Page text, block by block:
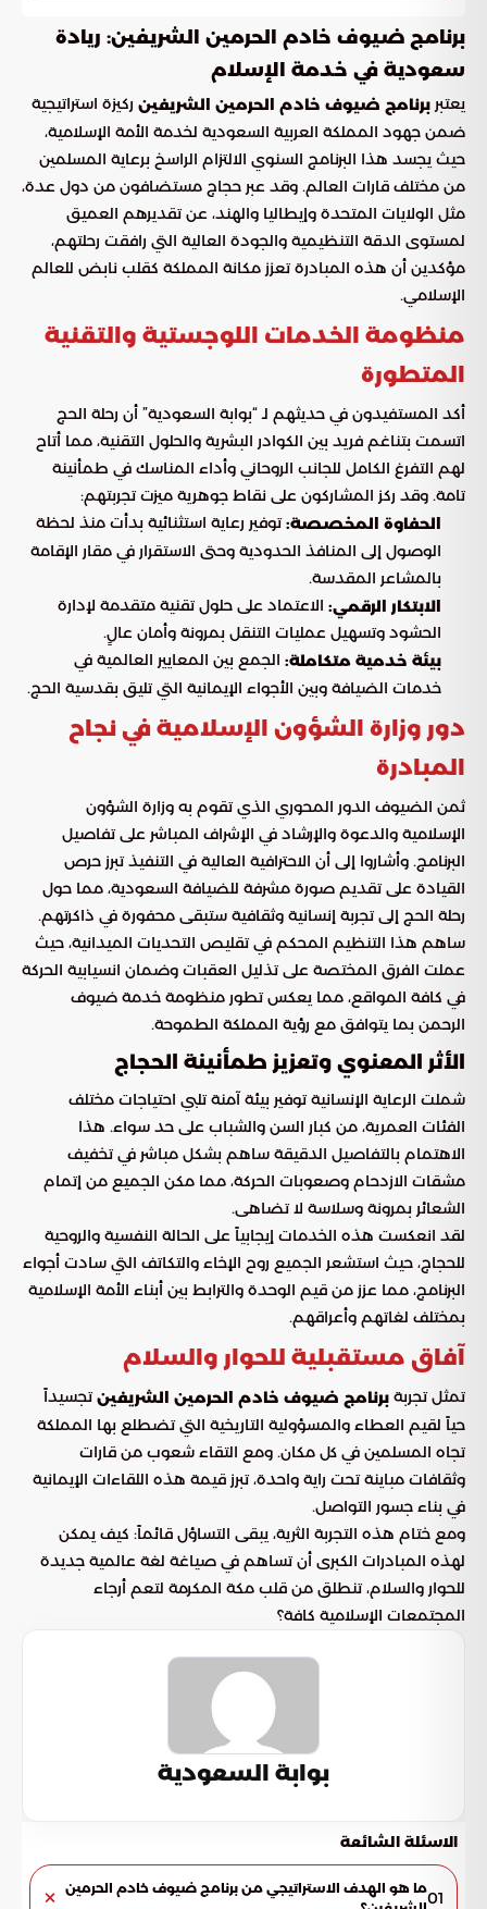
برنامج ضيوف خادم الحرمين الشريفين: ريادة
سعودية في خدمة الإسلام
يعتبر برنامج ضيوف خادم الحرمين الشريفين ركيزة استراتيجية
ضمن جهود المملكة العربية السعودية لخدمة الأمة الإسلامية،
حيث يجسد هذا البرنامج السنوي الالتزام الراسخ برعاية المسلمين
من مختلف قارات العالم. وقد عبر حجاج مستضافون من دول عدة،
مثل الولايات المتحدة وإيطاليا والهند، عن تقديرهم العميق
لمستوى الدقة التنظيمية والجودة العالية التي رافقت رحلتهم،
مؤكدين أن هذه المبادرة تعزز مكانة المملكة كقلب نابض للعالم
الإسلامي.
منظومة الخدمات اللوجستية والتقنية
المتطورة
أكد المستفيدون في حديثهم لـ “بوابة السعودية” أن رحلة الحج
اتسمت بتناغم فريد بين الكوادر البشرية والحلول التقنية، مما أتاح
لهم التفرغ الكامل للجانب الروحاني وأداء المناسك في طمأنينة
تامة. وقد ركز المشاركون على نقاط جوهرية ميزت تجربتهم:
الحفاوة المخصصة:توفير رعاية استثنائية بدأت منذ لحظة
الوصول إلى المنافذ الحدودية وحتى الاستقرار في مقار الإقامة
بالمشاعر المقدسة.
الابتكار الرقمي: الاعتماد على حلول تقنية متقدمة لإدارة
الحشود وتسهيل عمليات التنقل بمرونة وأمان عالٍ.
بيئة خدمية متكاملة: الجمع بين المعايير العالمية في
خدمات الضيافة وبين الأجواء الإيمانية التي تليق بقدسية الحج.
دور وزارة الشؤون الإسلامية في نجاح
المبادرة
ثمن الضيوف الدور المحوري الذي تقوم به وزارة الشؤون
الإسلامية والدعوة والإرشاد في الإشراف المباشر على تفاصيل
البرنامج. وأشاروا إلى أن الاحترافية العالية في التنفيذ تبرز حرص
القيادة على تقديم صورة مشرفة للضيافة السعودية، مما حول
رحلة الحج إلى تجربة إنسانية وثقافية ستبقى محفورة في ذاكرتهم.
ساهم هذا التنظيم المحكم في تقليص التحديات الميدانية، حيث
عملت الفرق المختصة على تذليل العقبات وضمان انسيابية الحركة
في كافة المواقع، مما يعكس تطور منظومة خدمة ضيوف
الرحمن بما يتوافق مع رؤية المملكة الطموحة.
الأثر المعنوي وتعزيز طمأنينة الحجاج
شملت الرعاية الإنسانية توفير بيئة آمنة تلبي احتياجات مختلف
الفئات العمرية، من كبار السن والشباب على حد سواء. هذا
الاهتمام بالتفاصيل الدقيقة ساهم بشكل مباشر في تخفيف
مشقات الازدحام وصعوبات الحركة، مما مكن الجميع من إتمام
الشعائر بمرونة وسلاسة لا تضاهى.
لقد انعكست هذه الخدمات إيجابياً على الحالة النفسية والروحية
للحجاج، حيث استشعر الجميع روح الإخاء والتكاتف التي سادت أجواء
البرنامج، مما عزز من قيم الوحدة والترابط بين أبناء الأمة الإسلامية
بمختلف لغاتهم وأعراقهم.
آفاق مستقبلية للحوار والسلام
تمثل تجربة برنامج ضيوف خادم الحرمين الشريفينتجسيداً
حياً لقيم العطاء والمسؤولية التاريخية التي تضطلع بها المملكة
تجاه المسلمين في كل مكان. ومع التقاء شعوب من قارات
وثقافات مباينة تحت راية واحدة، تبرز قيمة هذه اللقاءات الإيمانية
في بناء جسور التواصل.
ومع ختام هذه التجربة الثرية، يبقى التساؤل قائماً: كيف يمكن
لهذه المبادرات الكبرى أن تساهم في صياغة لغة عالمية جديدة
للحوار والسلام، تنطلق من قلب مكة المكرمة لتعم أرجاء
المجتمعات الإسلامية كافة؟
بوابة السعودية
الاسئلة الشائعة
01ما هو الهدف الاستراتيجي من برنامج ضيوف خادم الحرمين